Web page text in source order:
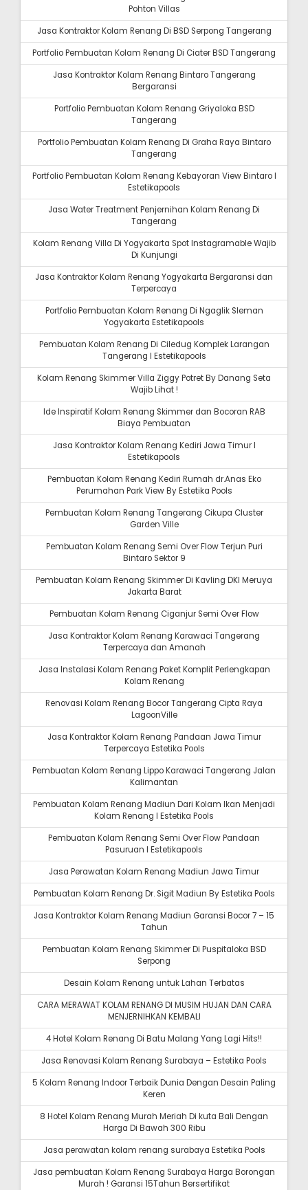
Pohton Villas
Jasa Kontraktor Kolam Renang Di BSD Serpong Tangerang
Portfolio Pembuatan Kolam Renang Di Ciater BSD Tangerang
Jasa Kontraktor Kolam Renang Bintaro Tangerang
Bergaransi
Portfolio Pembuatan Kolam Renang Griyaloka BSD
Tangerang
Portfolio Pembuatan Kolam Renang Di Graha Raya Bintaro
Tangerang
Portfolio Pembuatan Kolam Renang Kebayoran View Bintaro I
Estetikapools
Jasa Water Treatment Penjernihan Kolam Renang Di
Tangerang
Kolam Renang Villa Di Yogyakarta Spot Instagramable Wajib
Di Kunjungi
Jasa Kontraktor Kolam Renang Yogyakarta Bergaransi dan
Terpercaya
Portfolio Pembuatan Kolam Renang Di Ngaglik Sleman
Yogyakarta Estetikapools
Pembuatan Kolam Renang Di Ciledug Komplek Larangan
Tangerang I Estetikapools
Kolam Renang Skimmer Villa Ziggy Potret By Danang Seta
Wajib Lihat !
Ide Inspiratif Kolam Renang Skimmer dan Bocoran RAB
Biaya Pembuatan
Jasa Kontraktor Kolam Renang Kediri Jawa Timur I
Estetikapools
Pembuatan Kolam Renang Kediri Rumah dr.Anas Eko
Perumahan Park View By Estetika Pools
Pembuatan Kolam Renang Tangerang Cikupa Cluster
Garden Ville
Pembuatan Kolam Renang Semi Over Flow Terjun Puri
Bintaro Sektor 9
Pembuatan Kolam Renang Skimmer Di Kavling DKI Meruya
Jakarta Barat
Pembuatan Kolam Renang Ciganjur Semi Over Flow
Jasa Kontraktor Kolam Renang Karawaci Tangerang
Terpercaya dan Amanah
Jasa Instalasi Kolam Renang Paket Komplit Perlengkapan
Kolam Renang
Renovasi Kolam Renang Bocor Tangerang Cipta Raya
LagoonVille
Jasa Kontraktor Kolam Renang Pandaan Jawa Timur
Terpercaya Estetika Pools
Pembuatan Kolam Renang Lippo Karawaci Tangerang Jalan
Kalimantan
Pembuatan Kolam Renang Madiun Dari Kolam Ikan Menjadi
Kolam Renang I Estetika Pools
Pembuatan Kolam Renang Semi Over Flow Pandaan
Pasuruan I Estetikapools
Jasa Perawatan Kolam Renang Madiun Jawa Timur
Pembuatan Kolam Renang Dr. Sigit Madiun By Estetika Pools
Jasa Kontraktor Kolam Renang Madiun Garansi Bocor 7 – 15
Tahun
Pembuatan Kolam Renang Skimmer Di Puspitaloka BSD
Serpong
Desain Kolam Renang untuk Lahan Terbatas
CARA MERAWAT KOLAM RENANG DI MUSIM HUJAN DAN CARA
MENJERNIHKAN KEMBALI
4 Hotel Kolam Renang Di Batu Malang Yang Lagi Hits!!
Jasa Renovasi Kolam Renang Surabaya – Estetika Pools
5 Kolam Renang Indoor Terbaik Dunia Dengan Desain Paling
Keren
8 Hotel Kolam Renang Murah Meriah Di kuta Bali Dengan
Harga Di Bawah 300 Ribu
Jasa perawatan kolam renang surabaya Estetika Pools
Jasa pembuatan Kolam Renang Surabaya Harga Borongan
Murah ! Garansi 15Tahun Bersertifikat